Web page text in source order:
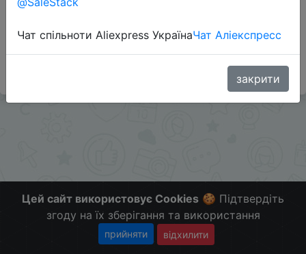
#Banggood
Больше скидок в telegramt.me/ChinaGoodBuy
Цей сайт використовує Cookies 🍪 Підтвердіть
згоду на їх зберігання та використання
прийняти відхилити
Чат спільноти Aliexpress УкраїнаЧат Аліекспресс
закрити